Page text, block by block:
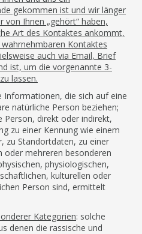
gekommen ist und wir länger
Ihnen „gehört“ haben,
Art des Kontaktes ankommt,
Kontaktes
auch via Email, Brief
ist, um die vorgenannte 3-
lassen.
Informationen, die sich auf eine
natürliche Person beziehen;
Person, direkt oder indirekt,
zu einer Kennung wie einem
zu Standortdaten, zu einer
oder mehreren besonderen
physiologischen,
kulturellen oder
Person sind, ermittelt
Kategorien: solche
denen die rassische und